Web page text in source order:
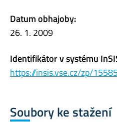
Datum obhajoby:
26. 1. 2009
Identifikátor v systému
https://insis.vse.cz/zp/
Soubory ke stažení